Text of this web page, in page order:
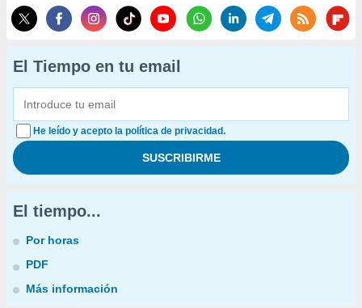
El Tiempo en tu email
He leído y acepto la política de privacidad.
El tiempo...
Por horas
PDF
Más información